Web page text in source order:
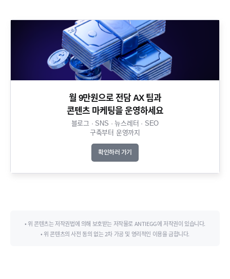
월 9만원으로 전담 AX 팀과
콘텐츠 마케팅을 운영하세요​
블로그 · SNS · 뉴스레터 · SEO
구축부터 운영까지​
확인하러 가기
• 위 콘텐츠는 저작권법에 의해 보호받는 저작물로 ANTIEGG에 저작권이 있습니다.
• 위 콘텐츠의 사전 동의 없는 2차 가공 및 영리적인 이용을 금합니다.